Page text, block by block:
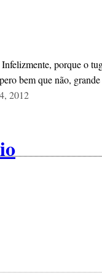
Infelizmente, porque o
bem que não,
2012